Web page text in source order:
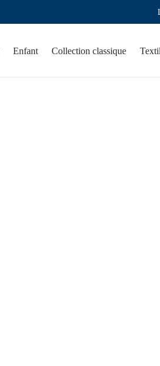
Enfant Collection classique